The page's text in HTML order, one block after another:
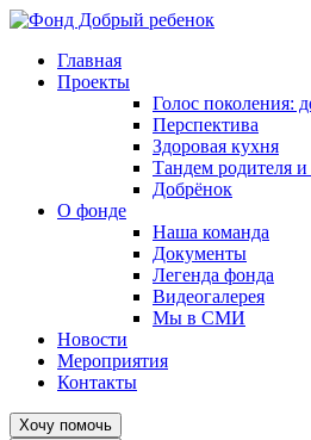
Главная
Проекты
Голос поколения:
Перспектива
Здоровая кухня
Тандем родителя и
Добрёнок
О фонде
Наша команда
Документы
Легенда фонда
Видеогалерея
Мы в СМИ
Новости
Мероприятия
Контакты
Хочу помочь